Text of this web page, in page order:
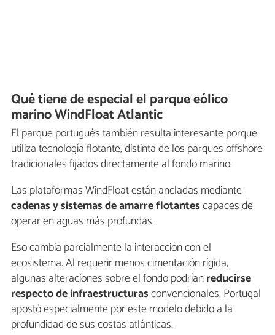
Qué tiene de especial el parque eólico
marino WindFloat Atlantic
El parque portugués también resulta interesante porque
utiliza tecnología flotante, distinta de los parques offshore
tradicionales fijados directamente al fondo marino.
Las plataformas WindFloat están ancladas mediante
cadenas y sistemas de amarre flotantescapaces de
operar en aguas más profundas.
Eso cambia parcialmente la interacción con el
ecosistema. Al requerir menos cimentación rígida,
algunas alteraciones sobre el fondo podríanreducirse
respecto de infraestructurasconvencionales. Portugal
apostó especialmente por este modelo debido a la
profundidad de sus costas atlánticas.